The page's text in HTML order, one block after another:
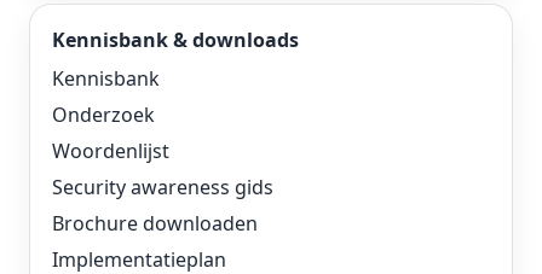
Kennisbank & downloads
Kennisbank
Onderzoek
Woordenlijst
Security awareness gids
Brochure downloaden
Implementatieplan